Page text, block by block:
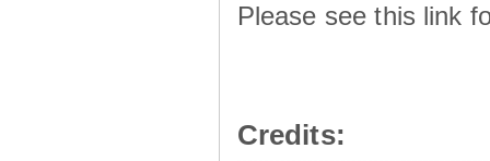
Please see this link
Credits: